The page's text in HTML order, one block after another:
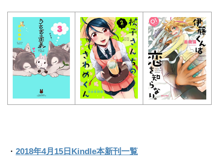
・ 2018年4月15日Kindle本新刊一覧